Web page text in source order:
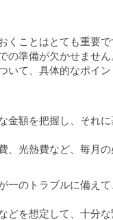
くことはとても重要
の準備が欠かせません
いて、具体的なポイ
金額を把握し、それ
、光熱費など、毎月
一のトラブルに備え
どを想定して、十分